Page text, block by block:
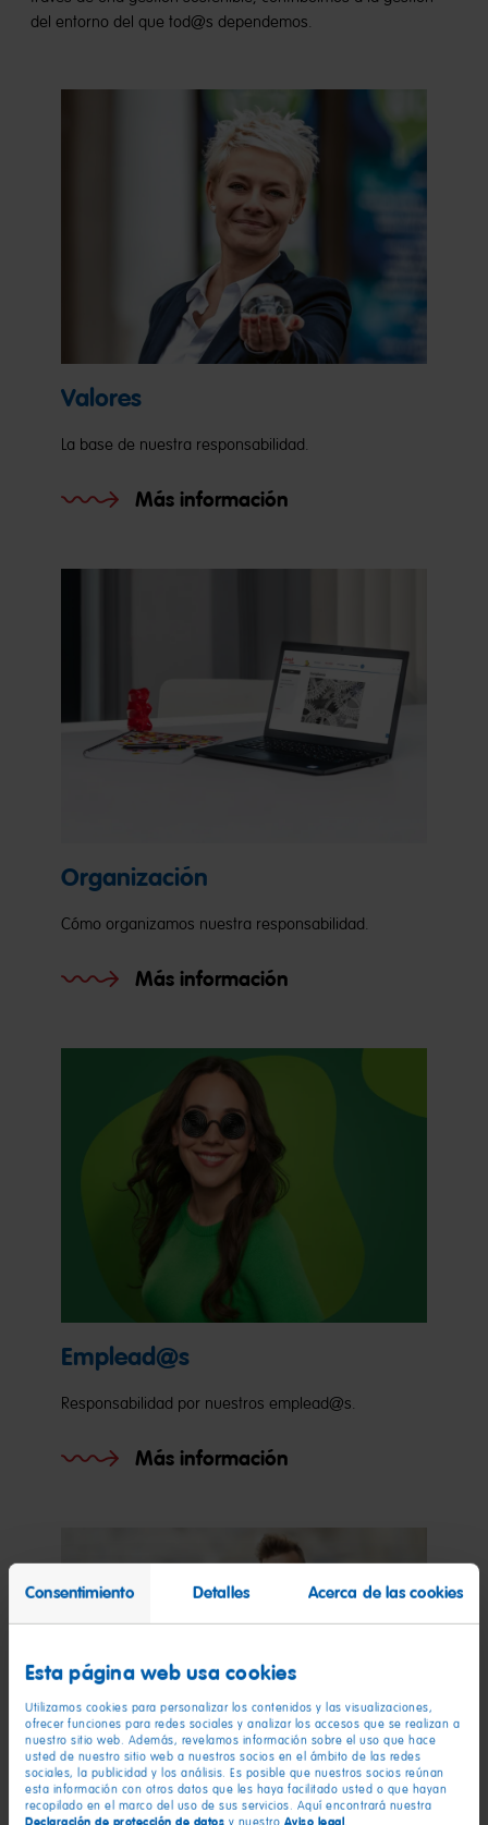
Consentimiento Detalles Acerca de las cookies
Esta página web usa cookies
Utilizamos cookies para personalizar los contenidos y las visualizaciones,
ofrecer funciones para redes sociales y analizar los accesos que se realizan a
nuestro sitio web. Además, revelamos información sobre el uso que hace
usted de nuestro sitio web a nuestros socios en el ámbito de las redes
sociales, la publicidad y los análisis. Es posible que nuestros socios reúnan
esta información con otros datos que les haya facilitado usted o que hayan
recopilado en el marco del uso de sus servicios. Aquí encontrará nuestra
del entorno del que tod@s dependemos.
Valores
La base de nuestra responsabilidad.
Más información
Organización
Cómo organizamos nuestra responsabilidad.
Más información
Emplead@s
Responsabilidad por nuestros emplead@s.
Más información